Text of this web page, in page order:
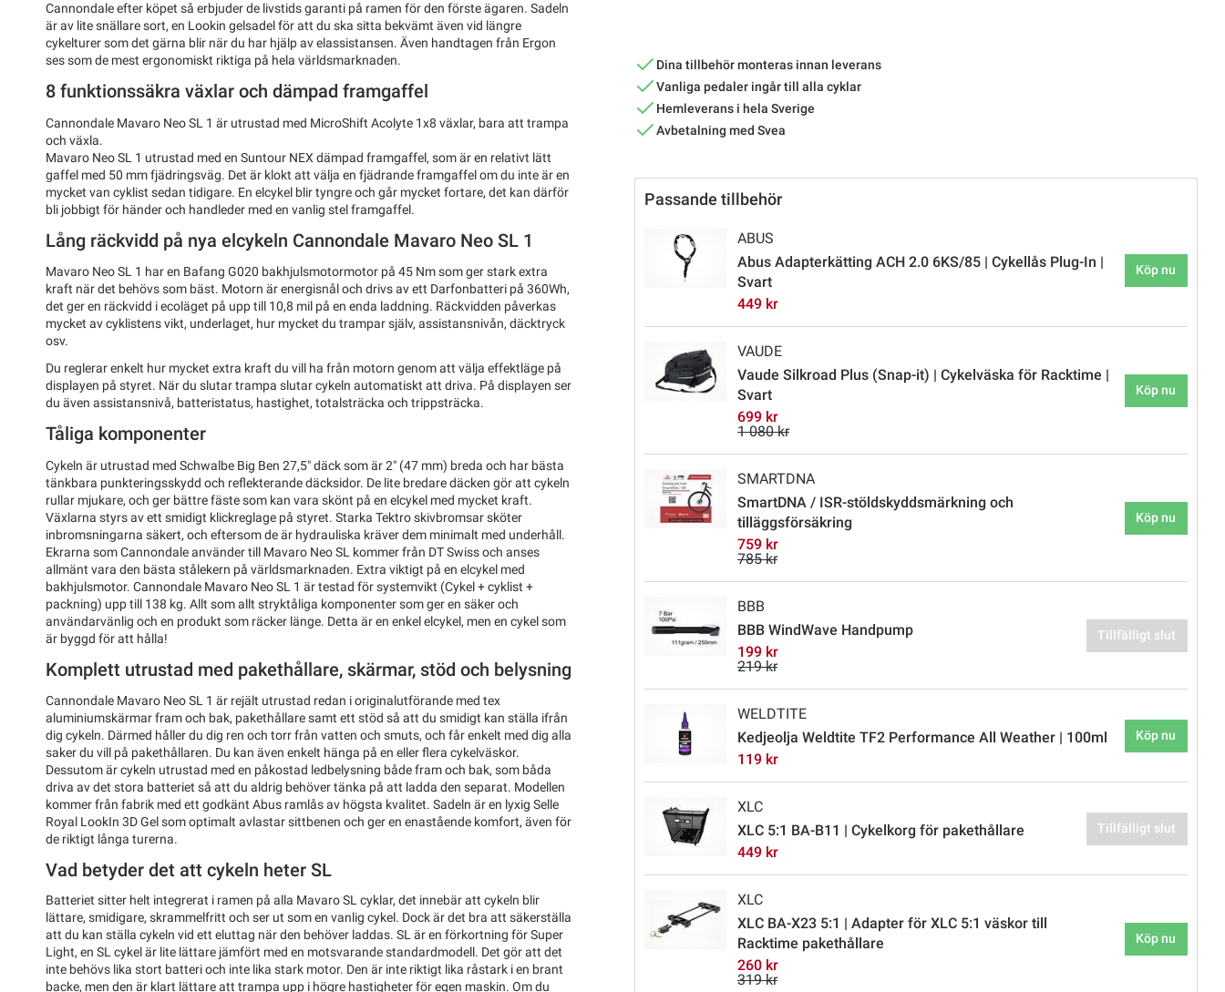
Cannondale efter köpet så erbjuder de livstids garanti på ramen för den förste ägaren. Sadeln
är av lite snällare sort, en Lookin gelsadel för att du ska sitta bekvämt även vid längre
cykelturer som det gärna blir när du har hjälp av elassistansen. Även handtagen från Ergon
ses som de mest ergonomiskt riktiga på hela världsmarknaden.
8 funktionssäkra växlar och dämpad framgaffel
Cannondale Mavaro Neo SL 1 är utrustad med MicroShift Acolyte 1x8 växlar, bara att trampa
och växla.
Mavaro Neo SL 1 utrustad med en Suntour NEX dämpad framgaffel, som är en relativt lätt
gaffel med 50 mm fjädringsväg. Det är klokt att välja en fjädrande framgaffel om du inte är en
mycket van cyklist sedan tidigare. En elcykel blir tyngre och går mycket fortare, det kan därför
bli jobbigt för händer och handleder med en vanlig stel framgaffel.
Lång räckvidd på nya elcykeln Cannondale Mavaro Neo SL 1
Mavaro Neo SL 1 har en Bafang G020 bakhjulsmotormotor på 45 Nm som ger stark extra
kraft när det behövs som bäst. Motorn är energisnål och drivs av ett Darfonbatteri på 360Wh,
det ger en räckvidd i ecoläget på upp till 10,8 mil på en enda laddning. Räckvidden påverkas
mycket av cyklistens vikt, underlaget, hur mycket du trampar själv, assistansnivån, däcktryck
osv.
Du reglerar enkelt hur mycket extra kraft du vill ha från motorn genom att välja effektläge på
displayen på styret. När du slutar trampa slutar cykeln automatiskt att driva. På displayen ser
du även assistansnivå, batteristatus, hastighet, totalsträcka och trippsträcka.
Tåliga komponenter
Cykeln är utrustad med Schwalbe Big Ben 27,5" däck som är 2" (47 mm) breda och har bästa
tänkbara punkteringsskydd och reflekterande däcksidor. De lite bredare däcken gör att cykeln
rullar mjukare, och ger bättre fäste som kan vara skönt på en elcykel med mycket kraft.
Växlarna styrs av ett smidigt klickreglage på styret. Starka Tektro skivbromsar sköter
inbromsningarna säkert, och eftersom de är hydrauliska kräver dem minimalt med underhåll.
Ekrarna som Cannondale använder till Mavaro Neo SL kommer från DT Swiss och anses
allmänt vara den bästa stålekern på världsmarknaden. Extra viktigt på en elcykel med
bakhjulsmotor. Cannondale Mavaro Neo SL 1 är testad för systemvikt (Cykel + cyklist +
packning) upp till 138 kg. Allt som allt stryktåliga komponenter som ger en säker och
användarvänlig och en produkt som räcker länge. Detta är en enkel elcykel, men en cykel som
är byggd för att hålla!
Komplett utrustad med pakethållare, skärmar, stöd och belysning
Cannondale Mavaro Neo SL 1 är rejält utrustad redan i originalutförande med tex
aluminiumskärmar fram och bak, pakethållare samt ett stöd så att du smidigt kan ställa ifrån
dig cykeln. Därmed håller du dig ren och torr från vatten och smuts, och får enkelt med dig alla
saker du vill på pakethållaren. Du kan även enkelt hänga på en eller flera cykelväskor.
Dessutom är cykeln utrustad med en påkostad ledbelysning både fram och bak, som båda
driva av det stora batteriet så att du aldrig behöver tänka på att ladda den separat. Modellen
kommer från fabrik med ett godkänt Abus ramlås av högsta kvalitet. Sadeln är en lyxig Selle
Royal LookIn 3D Gel som optimalt avlastar sittbenen och ger en enastående komfort, även för
de riktigt långa turerna.
Vad betyder det att cykeln heter SL
Batteriet sitter helt integrerat i ramen på alla Mavaro SL cyklar, det innebär att cykeln blir
lättare, smidigare, skrammelfritt och ser ut som en vanlig cykel. Dock är det bra att säkerställa
att du kan ställa cykeln vid ett eluttag när den behöver laddas. SL är en förkortning för Super
Light, en SL cykel är lite lättare jämfört med en motsvarande standardmodell. Det gör att det
inte behövs lika stort batteri och inte lika stark motor. Den är inte riktigt lika råstark i en brant
backe, men den är klart lättare att trampa upp i högre hastigheter för egen maskin. Om du
Dina tillbehör monteras innan leverans
Vanliga pedaler ingår till alla cyklar
Hemleverans i hela Sverige
Avbetalning med Svea
Passande tillbehör
ABUS
Abus Adapterkätting ACH 2.0 6KS/85 | Cykellås Plug-In |
Svart
449 kr
Köp nu
VAUDE
Vaude Silkroad Plus (Snap-it) | Cykelväska för Racktime |
Svart
699 kr
1 080 kr
Köp nu
SMARTDNA
SmartDNA / ISR-stöldskyddsmärkning och
tilläggsförsäkring
759 kr
785 kr
Köp nu
BBB
BBB WindWave Handpump
199 kr
219 kr
Tillfälligt slut
WELDTITE
Kedjeolja Weldtite TF2 Performance All Weather | 100ml
119 kr
Köp nu
XLC
XLC 5:1 BA-B11 | Cykelkorg för pakethållare
449 kr
Tillfälligt slut
XLC
XLC BA-X23 5:1 | Adapter för XLC 5:1 väskor till
Racktime pakethållare
260 kr
319 kr
Köp nu